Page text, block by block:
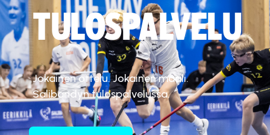
TULOSPALVELU
Jokainen ottelu. Jokainen maali.
Salibandyn tulospalvelussa.